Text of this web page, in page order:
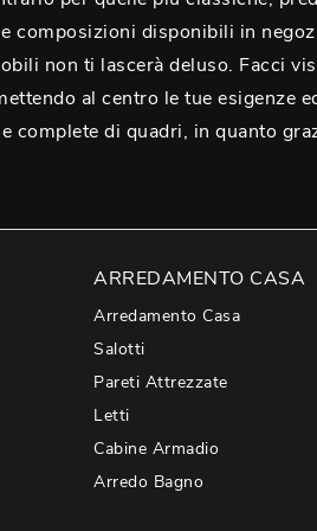
composizioni disponibili in
non ti lascerà deluso. Facci
al centro le tue esigenze
complete di quadri, in quanto
ARREDAMENTO CASA
Arredamento Casa
Salotti
Pareti Attrezzate
Letti
Cabine Armadio
Arredo Bagno